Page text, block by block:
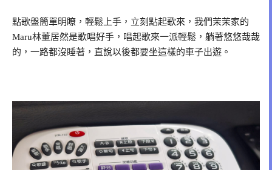
點歌盤簡單明瞭，輕鬆上手，立刻點起歌來，我們茉茉家的
Maru林董居然是歌唱好手，唱起歌來一派輕鬆，躺著悠悠哉哉
的，一路都沒睡著，直說以後都要坐這樣的車子出遊。